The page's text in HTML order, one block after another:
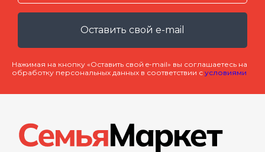
Оставить свой e-mail
Нажимая на кнопку «Оставить свой e-mail» вы соглашаетесь на
обработку персональных данных в соответствии с условиями